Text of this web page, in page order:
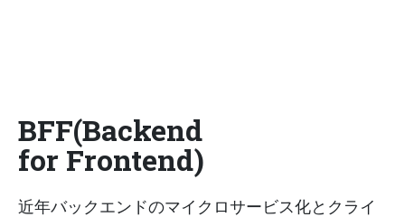
BFF(Backend
for Frontend)
近年バックエンドのマイクロサービス化とクライ